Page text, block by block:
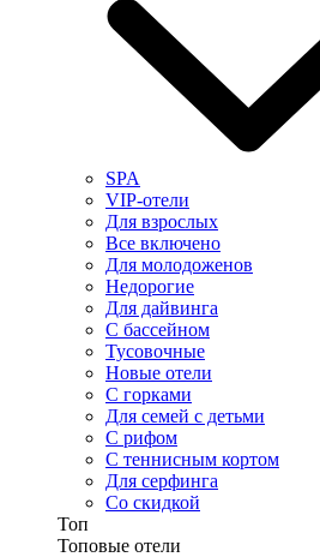
SPA
VIP-отели
Для взрослых
Все включено
Для молодоженов
Недорогие
Для дайвинга
С бассейном
Тусовочные
Новые отели
С горками
Для семей с детьми
С рифом
С теннисным кортом
Для серфинга
Со скидкой
Топ
Топовые отели